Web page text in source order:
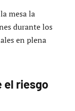
mesa la
durante los
en plena
el riesgo